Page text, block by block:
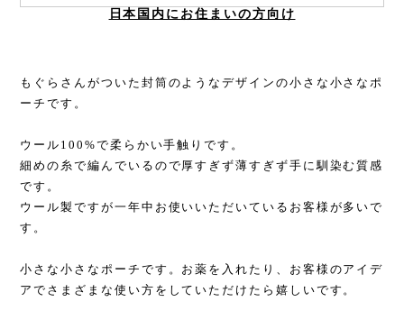
日本国内にお住まいの方向け
もぐらさんがついた封筒のようなデザインの小さな小さなポ
ーチです。
ウール100%で柔らかい手触りです。
細めの糸で編んでいるので厚すぎず薄すぎず手に馴染む質感
です。
ウール製ですが一年中お使いいただいているお客様が多いで
す。
小さな小さなポーチです。お薬を入れたり、お客様のアイデ
アでさまざまな使い方をしていただけたら嬉しいです。